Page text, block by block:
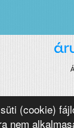
(cookie)
nem
Kft